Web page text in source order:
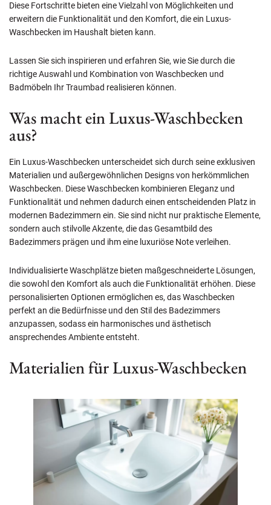
Diese Fortschritte bieten eine Vielzahl von Möglichkeiten und
erweitern die Funktionalität und den Komfort, die ein Luxus-
Waschbecken im Haushalt bieten kann.
Lassen Sie sich inspirieren und erfahren Sie, wie Sie durch die
richtige Auswahl und Kombination von Waschbecken und
Badmöbeln Ihr Traumbad realisieren können.
Was macht ein Luxus-Waschbecken
aus?
Ein Luxus-Waschbecken unterscheidet sich durch seine exklusiven
Materialien und außergewöhnlichen Designs von herkömmlichen
Waschbecken. Diese Waschbecken kombinieren Eleganz und
Funktionalität und nehmen dadurch einen entscheidenden Platz in
modernen Badezimmern ein. Sie sind nicht nur praktische Elemente,
sondern auch stilvolle Akzente, die das Gesamtbild des
Badezimmers prägen und ihm eine luxuriöse Note verleihen.
Individualisierte Waschplätze bieten maßgeschneiderte Lösungen,
die sowohl den Komfort als auch die Funktionalität erhöhen. Diese
personalisierten Optionen ermöglichen es, das Waschbecken
perfekt an die Bedürfnisse und den Stil des Badezimmers
anzupassen, sodass ein harmonisches und ästhetisch
ansprechendes Ambiente entsteht.
Materialien für Luxus-Waschbecken